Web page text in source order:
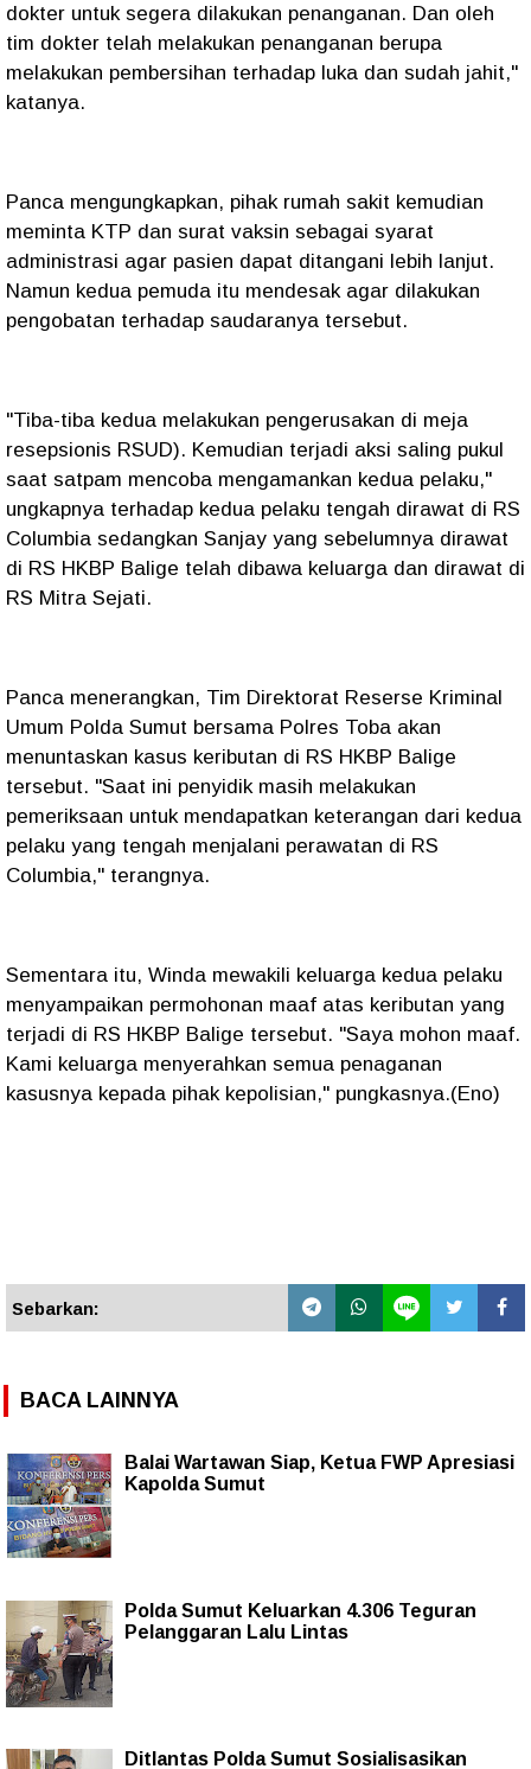
dokter untuk segera dilakukan penanganan. Dan oleh
tim dokter telah melakukan penanganan berupa
melakukan pembersihan terhadap luka dan sudah jahit,"
katanya.
Panca mengungkapkan, pihak rumah sakit kemudian
meminta KTP dan surat vaksin sebagai syarat
administrasi agar pasien dapat ditangani lebih lanjut.
Namun kedua pemuda itu mendesak agar dilakukan
pengobatan terhadap saudaranya tersebut.
"Tiba-tiba kedua melakukan pengerusakan di meja
resepsionis RSUD). Kemudian terjadi aksi saling pukul
saat satpam mencoba mengamankan kedua pelaku,"
ungkapnya terhadap kedua pelaku tengah dirawat di RS
Columbia sedangkan Sanjay yang sebelumnya dirawat
di RS HKBP Balige telah dibawa keluarga dan dirawat di
RS Mitra Sejati.
Panca menerangkan, Tim Direktorat Reserse Kriminal
Umum Polda Sumut bersama Polres Toba akan
menuntaskan kasus keributan di RS HKBP Balige
tersebut. "Saat ini penyidik masih melakukan
pemeriksaan untuk mendapatkan keterangan dari kedua
pelaku yang tengah menjalani perawatan di RS
Columbia," terangnya.
Sementara itu, Winda mewakili keluarga kedua pelaku
menyampaikan permohonan maaf atas keributan yang
terjadi di RS HKBP Balige tersebut. "Saya mohon maaf.
Kami keluarga menyerahkan semua penaganan
kasusnya kepada pihak kepolisian," pungkasnya.(Eno)
Sebarkan:
BACA LAINNYA
Balai Wartawan Siap, Ketua FWP Apresiasi
Kapolda Sumut
Polda Sumut Keluarkan 4.306 Teguran
Pelanggaran Lalu Lintas
Ditlantas Polda Sumut Sosialisasikan